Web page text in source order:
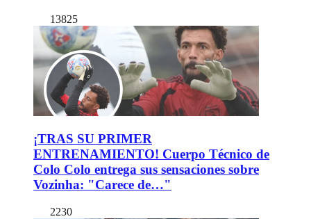
13825
¡TRAS SU PRIMER
ENTRENAMIENTO! Cuerpo Técnico de
Colo Colo entrega sus sensaciones sobre
Vozinha: "Carece de…"
2230